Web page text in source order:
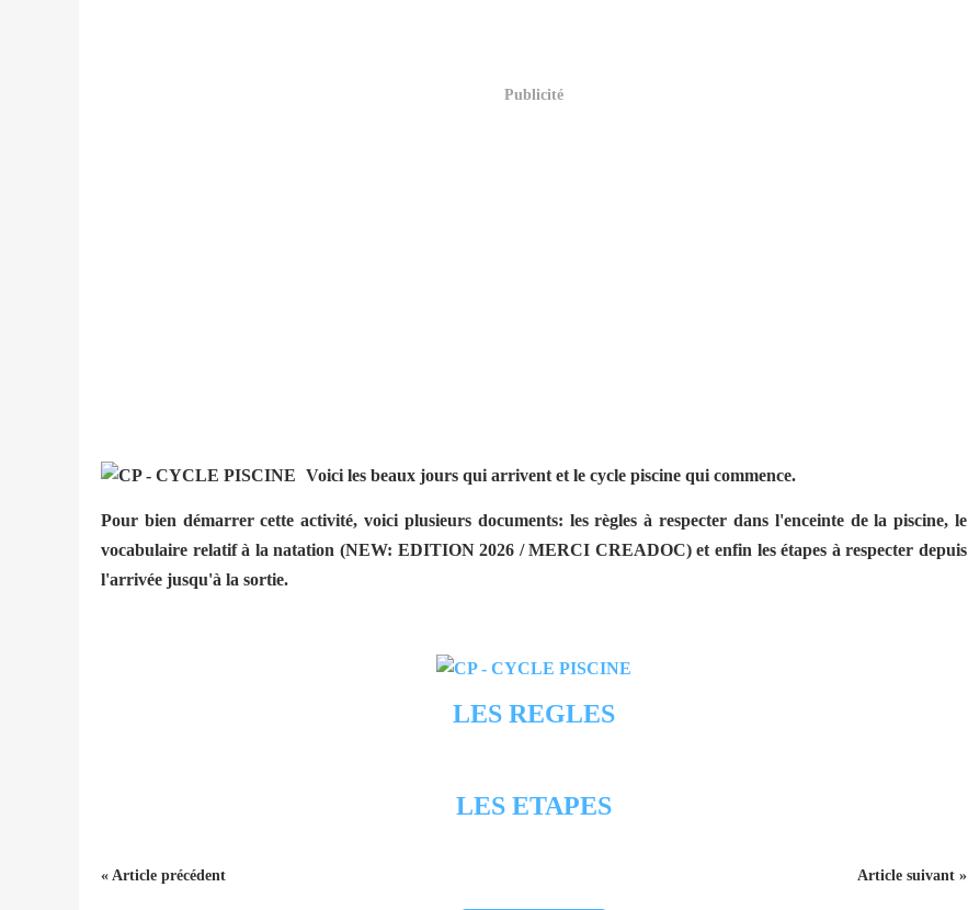
Publicité
Voici les beaux jours qui arrivent et le cycle piscine qui commence.
Pour bien démarrer cette activité, voici plusieurs documents: les règles à respecter dans l'enceinte de la piscine, le
vocabulaire relatif à la natation (NEW: EDITION 2026 / MERCI CREADOC) et enfin les étapes à respecter depuis
l'arrivée jusqu'à la sortie.
LES REGLES
LES ETAPES
« Article précédent Article suivant »